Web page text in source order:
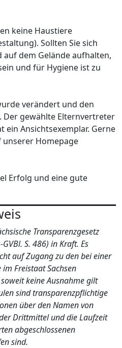
keine Haustiere
Sollten Sie sich
dem Gelände aufhalten,
und für Hygiene ist zu
verändert und den
Der gewählte Elternvertreter
ein Ansichtsexemplar. Gerne
unserer Homepage
Erfolg und eine gute
Transparenzgesetz
S. 486) in Kraft. Es
auf Zugang zu den bei einer
Freistaat Sachsen
keine Ausnahme gilt
sind transparenzpflichtige
über den Namen von
Drittmittel und die Laufzeit
abgeschlossenen
sind.